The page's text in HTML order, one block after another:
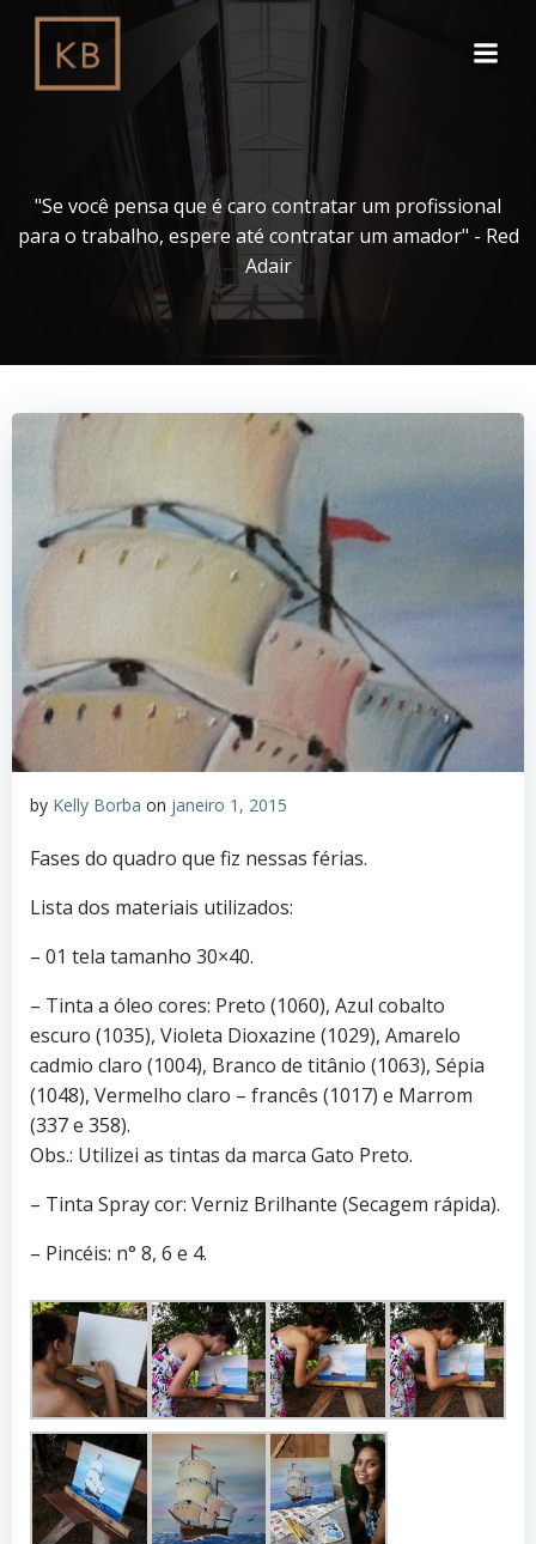
o
conteúdo
"Se você pensa que é caro contratar um profissional
para o trabalho, espere até contratar um amador" - Red
Adair
by Kelly Borba on janeiro 1, 2015
Fases do quadro que fiz nessas férias.
Lista dos materiais utilizados:
– 01 tela tamanho 30×40.
– Tinta a óleo cores: Preto (1060), Azul cobalto
escuro (1035), Violeta Dioxazine (1029), Amarelo
cadmio claro (1004), Branco de titânio (1063), Sépia
(1048), Vermelho claro – francês (1017) e Marrom
(337 e 358).
Obs.: Utilizei as tintas da marca Gato Preto.
– Tinta Spray cor: Verniz Brilhante (Secagem rápida).
– Pincéis: n° 8, 6 e 4.